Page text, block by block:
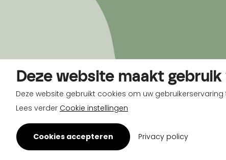
Deze website maakt
Deze website gebruikt cookies om uw
Lees verder Cookie instellingen
Cookies accepteren Privacy policy